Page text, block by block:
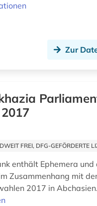
(1)
berufliche arbeit (1)
berufsforschung (2)
beschäftigung (1)
(1)
Zur
FREI, DFG-GEFÖRDERTE
enthält Ephemera und
Zusammenhang mit
2017 in Abchasien.